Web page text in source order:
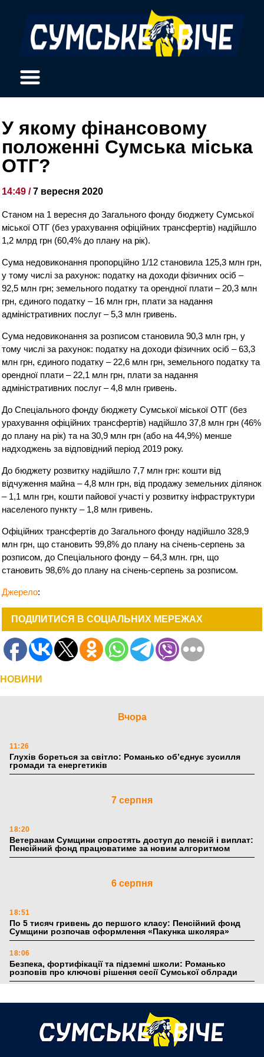
У якому фінансовому
положенні Сумська міська
ОТГ?
14:49 /7 вересня 2020
Станом на 1 вересня до Загального фонду бюджету Сумської
міської ОТГ (без урахування офіційних трансфертів) надійшло
1,2 млрд грн (60,4% до плану на рік).
Сума недовиконання пропорційно 1/12 становила 125,3 млн грн,
у тому числі за рахунок: податку на доходи фізичних осіб –
92,5 млн грн; земельного податку та орендної плати – 20,3 млн
грн, єдиного податку – 16 млн грн, плати за надання
адміністративних послуг – 5,3 млн гривень.
Сума недовиконання за розписом становила 90,3 млн грн, у
тому числі за рахунок: податку на доходи фізичних осіб – 63,3
млн грн, єдиного податку – 22,6 млн грн, земельного податку та
орендної плати – 22,1 млн грн, плати за надання
адміністративних послуг – 4,8 млн гривень.
До Спеціального фонду бюджету Сумської міської ОТГ (без
урахування офіційних трансфертів) надійшло 37,8 млн грн (46%
до плану на рік) та на 30,9 млн грн (або на 44,9%) менше
надходжень за відповідний період 2019 року.
До бюджету розвитку надійшло 7,7 млн грн: кошти від
відчуження майна – 4,8 млн грн, від продажу земельних ділянок
– 1,1 млн грн, кошти пайової участі у розвитку інфраструктури
населеного пункту – 1,8 млн гривень.
Офіційних трансфертів до Загального фонду надійшло 328,9
млн грн, що становить 99,8% до плану на січень-серпень за
розписом, до Спеціального фонду – 64,3 млн. грн, що
становить 98,6% до плану на січень-серпень за розписом.
Джерело:
ПОДІЛИТИСЯ В СОЦІАЛЬНИХ МЕРЕЖАХ
НОВИНИ
Вчора
11:26
Глухів бореться за світло: Романько об’єднує зусилля
громади та енергетиків
7 серпня
18:20
Ветеранам Сумщини спростять доступ до пенсій і виплат:
Пенсійний фонд працюватиме за новим алгоритмом
6 серпня
18:51
По 5 тисяч гривень до першого класу: Пенсійний фонд
Сумщини розпочав оформлення «Пакунка школяра»
18:06
Безпека, фортифікації та підземні школи: Романько
розповів про ключові рішення сесії Сумської облради
Поки літо плавить асфальт: 5 книжкових історій із